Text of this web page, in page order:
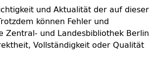
und Aktualität der auf dieser
können Fehler und
Zentral- und Landesbibliothek Berlin
Vollständigkeit oder Qualität